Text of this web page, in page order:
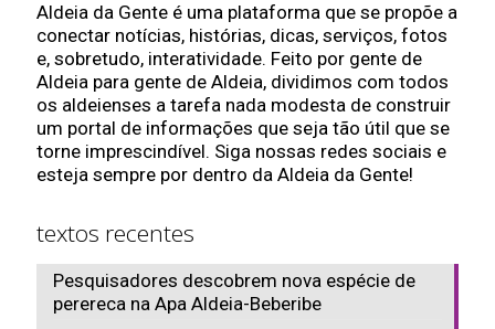
Aldeia da Gente é uma plataforma que se propõe a
conectar notícias, histórias, dicas, serviços, fotos
e, sobretudo, interatividade. Feito por gente de
Aldeia para gente de Aldeia, dividimos com todos
os aldeienses a tarefa nada modesta de construir
um portal de informações que seja tão útil que se
torne imprescindível. Siga nossas redes sociais e
esteja sempre por dentro da Aldeia da Gente!
textos recentes
Pesquisadores descobrem nova espécie de
perereca na Apa Aldeia-Beberibe